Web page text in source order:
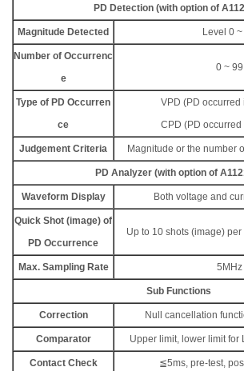
PD Detection (with option of
Magnitude Detected Level 0 ~
Number of Occurrenc
e
0 ~ 99
Type of PD Occurren
ce
VPD (PD occurred
CPD (PD
Judgement Criteria Magnitude or the number
PD Analyzer (with option of
Waveform Display Both voltage and
Quick Shot (image) of
PD Occurrence
Up to 10 shots (image)
Max. Sampling Rate 5MHz
Sub Functions
Correction Null cancellation
Comparator Upper limit, lower limit for
Contact Check ≦5ms, pre-test,